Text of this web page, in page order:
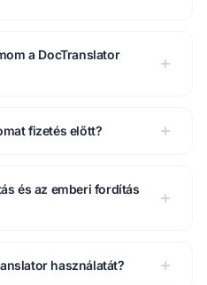
a DocTranslator
fizetés előtt?
és az emberi fordítás
használatát?